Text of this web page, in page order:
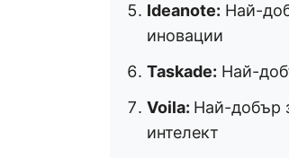
Ideanote: Най-
иновации
Taskade: Най-
Voila: Най-добър
интелект